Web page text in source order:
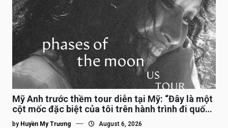
Mỹ Anh trước thềm tour diễn tại Mỹ: “Đây là một
cột mốc đặc biệt của tôi trên hành trình đi quốc
tế”
by Huyền My Trương August 6, 2026